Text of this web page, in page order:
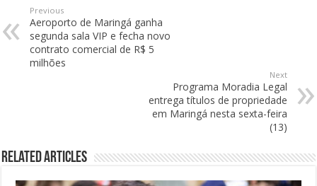
Previous
Aeroporto de Maringá ganha
segunda sala VIP e fecha novo
contrato comercial de R$ 5
milhões
Next
Programa Moradia Legal
entrega títulos de propriedade
em Maringá nesta sexta-feira
(13)
Related Articles